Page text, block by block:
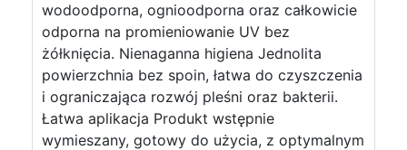
wodoodporna, ognioodporna oraz całkowicie
odporna na promieniowanie UV bez
żółknięcia. Nienaganna higiena Jednolita
powierzchnia bez spoin, łatwa do czyszczenia
i ograniczająca rozwój pleśni oraz bakterii.
Łatwa aplikacja Produkt wstępnie
wymieszany, gotowy do użycia, z optymalnym